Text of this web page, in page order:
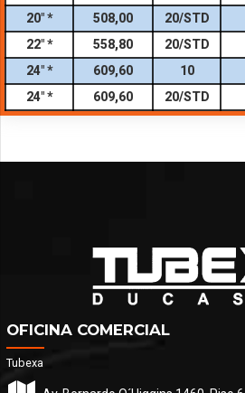
20″ *
508,00 20/STD
22″ *
558,80 20/STD
24″ *
609,60 10
24″ *
609,60 20/STD
OFICINA COMERCIAL
Tubexa